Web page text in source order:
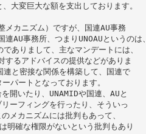
大変巨大な額を支出しております。
メカニズム）ですが、国連AU事務
AU事務所、つまりUNOAUというのは、
ありまして、主なマンデートには、
するアドバイスの提供などがありま
と密接な関係を構築して、国連で
パートとなっております。
開いたり、UNAMIDや国連、AUと
ーフィングを行ったり、そういっ
メカニズムには批判もあって、
明確な権限がないという批判もあり